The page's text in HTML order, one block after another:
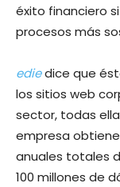
éxito financiero
procesos más
ediedice que
los sitios web
sector, todas
empresa obtiene
anuales totales
100 millones de